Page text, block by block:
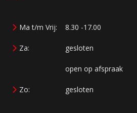
Ma t/m Vrij: 8.30 -17.00
Za: gesloten
open op afspraak
Zo: gesloten